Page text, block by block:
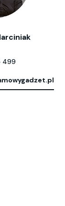
499